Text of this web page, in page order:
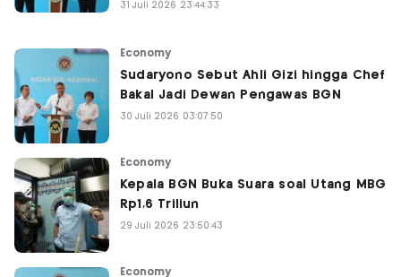
31 Juli 2026 23:44:33
Economy
Sudaryono Sebut Ahli Gizi hingga Chef
Bakal Jadi Dewan Pengawas BGN
30 Juli 2026 03:07:50
Economy
Kepala BGN Buka Suara soal Utang MBG
Rp1,6 Triliun
29 Juli 2026 23:50:43
Economy